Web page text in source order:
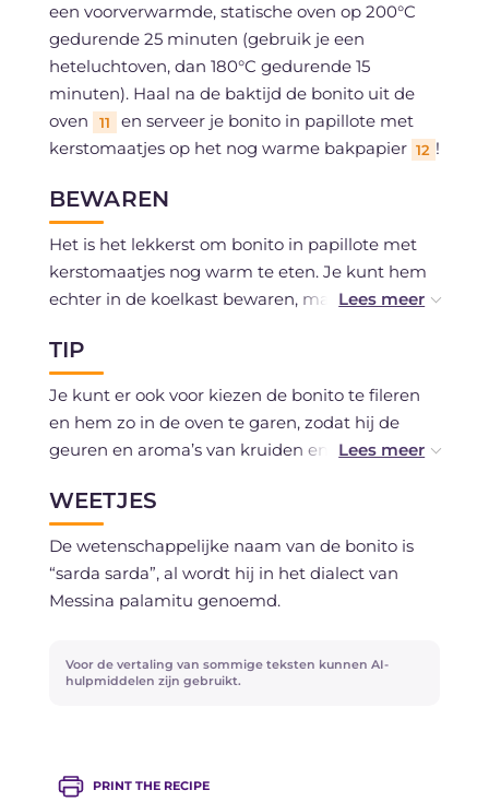
een voorverwarmde, statische oven op 200°C
gedurende 25 minuten (gebruik je een
heteluchtoven, dan 180°C gedurende 15
minuten). Haal na de baktijd de bonito uit de
oven
11
en serveer je bonito in papillote met
kerstomaatjes op het nog warme bakpapier 12 !
BEWAREN
Het is het lekkerst om bonito in papillote met
kerstomaatjes nog warm te eten. Je kunt hem
echter in de koelkast bewaren, maximaal 1 dag,
Invriezen wordt afgeraden.
TIP
Je kunt er ook voor kiezen de bonito te fileren
en hem zo in de oven te garen, zodat hij de
geuren en aroma’s van kruiden en
het garen vocht vrijkomt, kun je er ook voor
kiezen om de papillote in aluminiumfolie te
sluiten en zo te voorkomen dat er vloeistof
uitloopt.
WEETJES
De wetenschappelijke naam van de bonito is
“sarda sarda”, al wordt hij in het dialect van
Messina palamitu genoemd.
Voor de vertaling van sommige teksten kunnen AI-
hulpmiddelen zijn gebruikt.
PRINT THE RECIPE